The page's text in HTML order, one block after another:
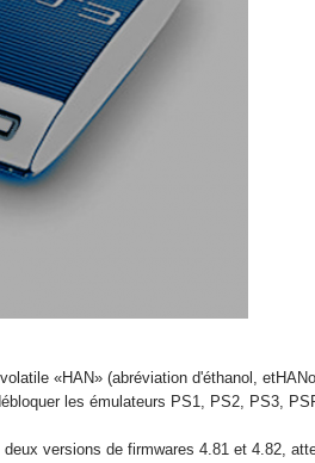
«HAN» (abréviation d'éthanol,
les émulateurs PS1, PS2, PS3,
versions de firmwares 4.81 et 4.82,